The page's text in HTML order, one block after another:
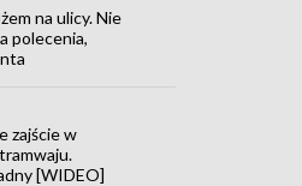
na ulicy. Nie
polecenia,
zajście w
[WIDEO]